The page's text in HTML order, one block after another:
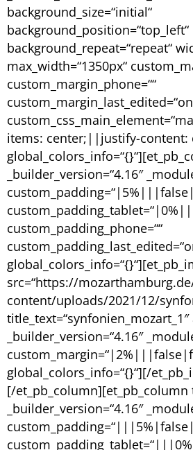
background_size=“initial“
background_position=“top_left“
background_repeat=“repeat“
max_width=“1350px“
custom_margin_phone=““
items: center;||justify-content:
_builder_version=“4.16″
custom_padding_phone=““
src=“https://
content/uploads/2021/12/
title_text=“synfonien_mozart_1″
_builder_version=“4.16″
global_colors_info=“{}“][/
[/et_pb_column][et_pb_column
_builder_version=“4.16″